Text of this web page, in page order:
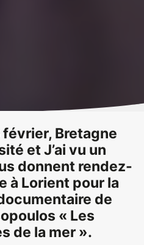
Bretagne
et J’ai vu un
donnent rendez-
à Lorient pour la
de
« Les
de la mer ».